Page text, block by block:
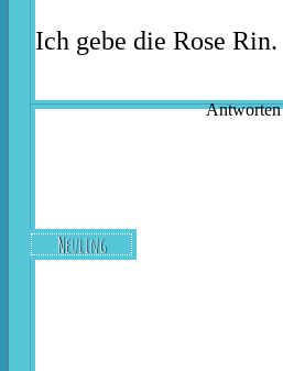
Ich gebe die Rose Rin.
Antworten
Neuling